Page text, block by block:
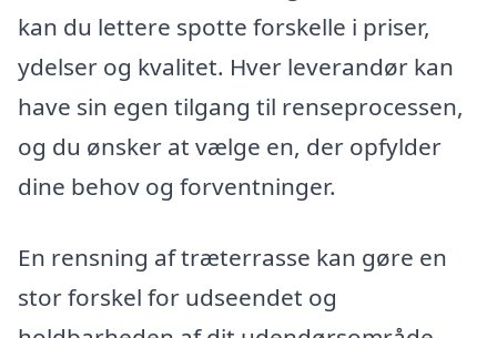
kan du lettere spotte forskelle i priser,
ydelser og kvalitet. Hver leverandør kan
have sin egen tilgang til renseprocessen,
og du ønsker at vælge en, der opfylder
dine behov og forventninger.
En rensning af træterrasse kan gøre en
stor forskel for udseendet og